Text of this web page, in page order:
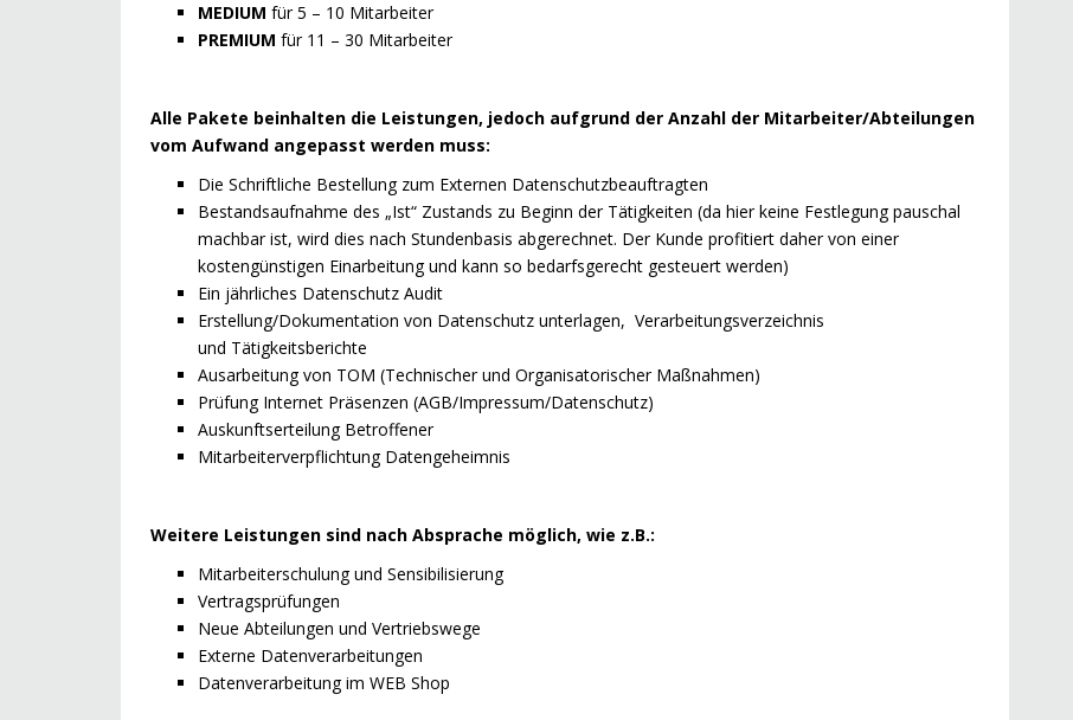
MEDIUM für 5 – 10 Mitarbeiter
PREMIUM für 11 – 30 Mitarbeiter
Alle Pakete beinhalten die Leistungen, jedoch aufgrund der Anzahl der Mitarbeiter/Abteilungen
vom Aufwand angepasst werden muss:
Die Schriftliche Bestellung zum Externen Datenschutzbeauftragten
Bestandsaufnahme des „Ist“ Zustands zu Beginn der Tätigkeiten (da hier keine Festlegung pauschal
machbar ist, wird dies nach Stundenbasis abgerechnet. Der Kunde profitiert daher von einer
kostengünstigen Einarbeitung und kann so bedarfsgerecht gesteuert werden)
Ein jährliches Datenschutz Audit
Erstellung/Dokumentation von Datenschutz unterlagen, Verarbeitungsverzeichnis
und Tätigkeitsberichte
Ausarbeitung von TOM (Technischer und Organisatorischer Maßnahmen)
Prüfung Internet Präsenzen (AGB/Impressum/Datenschutz)
Auskunftserteilung Betroffener
Mitarbeiterverpflichtung Datengeheimnis
Weitere Leistungen sind nach Absprache möglich, wie z.B.:
Mitarbeiterschulung und Sensibilisierung
Vertragsprüfungen
Neue Abteilungen und Vertriebswege
Externe Datenverarbeitungen
Datenverarbeitung im WEB Shop